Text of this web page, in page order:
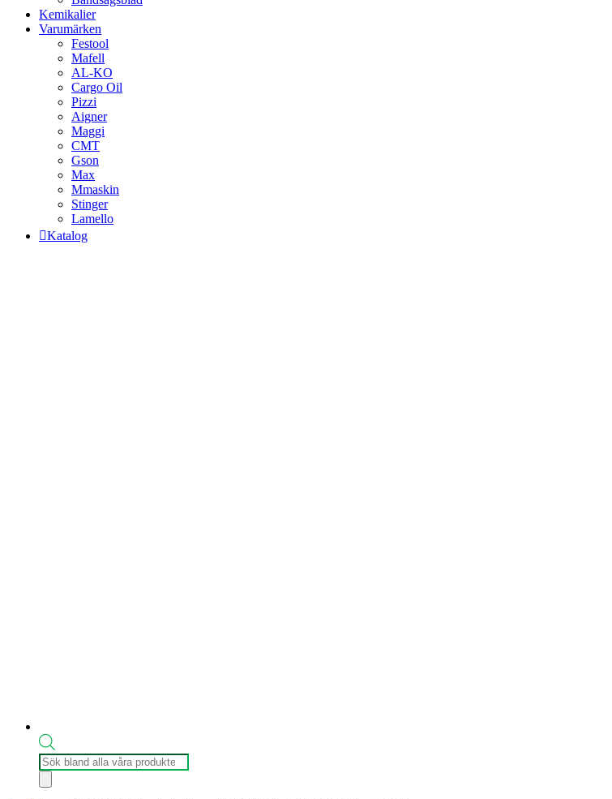
Kemikalier
Varumärken
Festool
Mafell
AL-KO
Cargo Oil
Pizzi
Aigner
Maggi
CMT
Gson
Max
Mmaskin
Stinger
Lamello
Katalog
Produktsökning